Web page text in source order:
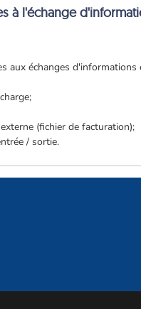
à l'échange
aux échanges
(fichier de facturation);
/ sortie.